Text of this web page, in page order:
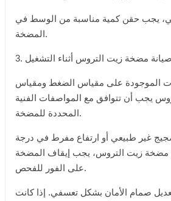
يجب حقن كمية مناسبة من الوسط في
المضخة.
3. صيانة مضخة زيت التروس أثناء التشغيل
الموجودة على مقياس الضغط ومقياس
يجب أن تتوافق مع المواصفات الفنية
المحددة للمضخة.
غير طبيعي أو ارتفاع مفرط في درجة
مضخة زيت التروس، يجب إيقاف المضخة
على الفور للفحص.
صمام الأمان بشكل تعسفي. إذا كانت